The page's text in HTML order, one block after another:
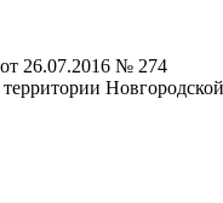
26.07.2016 № 274